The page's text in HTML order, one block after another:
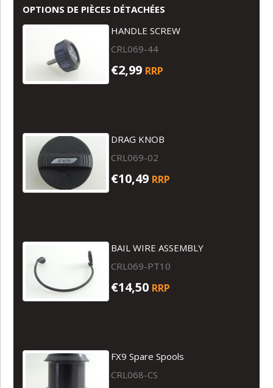
OPTIONS DE PIÈCES DÉTACHÉES
HANDLE SCREW
CRL069-44
€2,99 RRP
DRAG KNOB
CRL069-02
€10,49 RRP
BAIL WIRE ASSEMBLY
CRL069-PT10
€14,50 RRP
FX9 Spare Spools
CRL068-CS